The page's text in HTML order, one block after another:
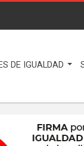
DE IGUALDAD